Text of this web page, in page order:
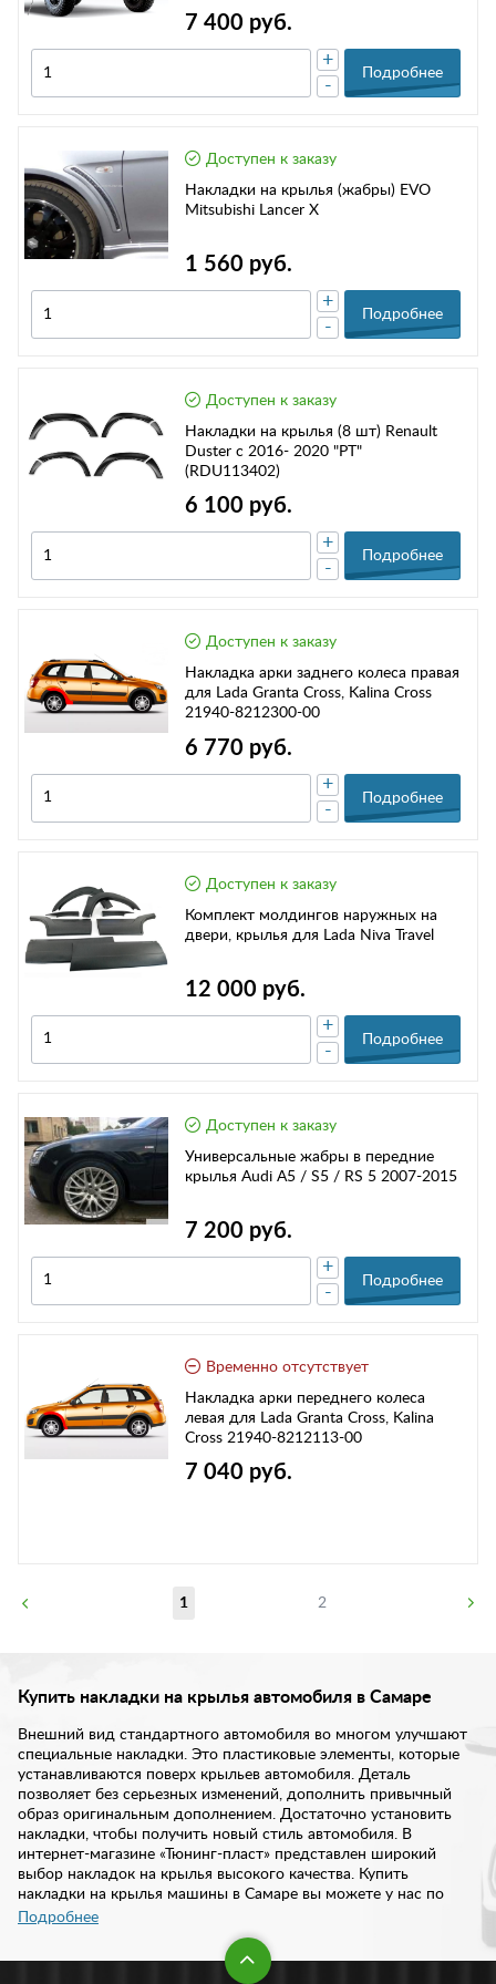
7 400 руб.
-
+
Подробнее
Доступен к заказу
Накладки на крылья (жабры) EVO
Mitsubishi Lancer X
1 560 руб.
-
+
Подробнее
Доступен к заказу
Накладки на крылья (8 шт) Renault
Duster с 2016- 2020 "PT"
(RDU113402)
6 100 руб.
-
+
Подробнее
Доступен к заказу
Накладка арки заднего колеса правая
для Lada Granta Cross, Kalina Cross
21940-8212300-00
6 770 руб.
-
+
Подробнее
Доступен к заказу
Комплект молдингов наружных на
двери, крылья для Lada Niva Travel
12 000 руб.
-
+
Подробнее
Доступен к заказу
Универсальные жабры в передние
крылья Audi A5 / S5 / RS 5 2007-2015
7 200 руб.
-
+
Подробнее
Временно отсутствует
Накладка арки переднего колеса
левая для Lada Granta Cross, Kalina
Cross 21940-8212113-00
7 040 руб.
1 2
Купить накладки на крылья автомобиля в Самаре
Внешний вид стандартного автомобиля во многом улучшают
специальные накладки. Это пластиковые элементы, которые
устанавливаются поверх крыльев автомобиля. Деталь
позволяет без серьезных изменений, дополнить привычный
образ оригинальным дополнением. Достаточно установить
накладки, чтобы получить новый стиль автомобиля. В
интернет-магазине «Тюнинг-пласт» представлен широкий
выбор накладок на крылья высокого качества. Купить
накладки на крылья машины в Самаре вы можете у нас по
доступной цене.
В нашем каталоге вы найдете достаточный выбор накладок на
Подробнее